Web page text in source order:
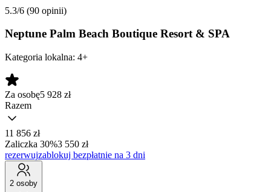
5.3/6 (90 opinii)
Neptune Palm Beach Boutique Resort & SPA
Kategoria lokalna: 4+
Za osobę5 928 zł
Razem
11 856 zł
Zaliczka 30%3 550 zł
rezerwujzablokuj bezpłatnie na 3 dni
2 osoby